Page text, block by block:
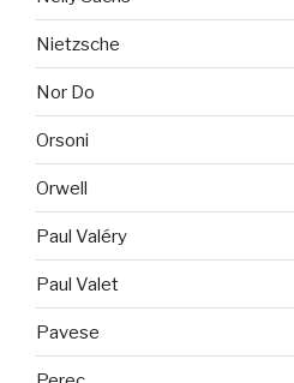
Nietzsche
Nor Do
Orsoni
Orwell
Paul Valéry
Paul Valet
Pavese